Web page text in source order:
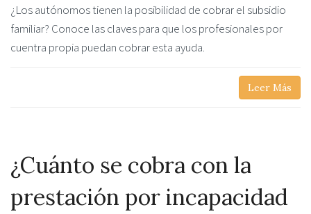
¿Los autónomos tienen la posibilidad de cobrar el subsidio
familiar? Conoce las claves para que los profesionales por
cuentra propia puedan cobrar esta ayuda.
Leer Más
¿Cuánto se cobra con la
prestación por incapacidad